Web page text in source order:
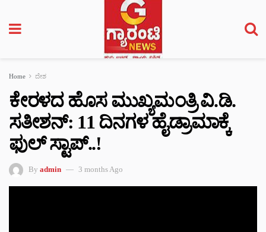
Home ದೇಶ
ಕೇರಳದ ಹೊಸ ಮುಖ್ಯಮಂತ್ರಿ ವಿ.ಡಿ.
ಸತೀಶನ್: 11 ದಿನಗಳ ಹೈಡ್ರಾಮಾಕ್ಕೆ
ಫುಲ್‌ ಸ್ಟಾಪ್‌..!
By admin 3 months Ago